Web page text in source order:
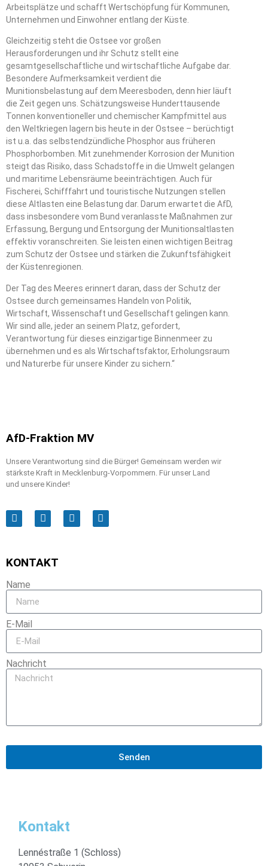
Arbeitsplätze und schafft Wertschöpfung für Kommunen,
Unternehmen und Einwohner entlang der Küste.
Gleichzeitig steht die Ostsee vor großen
Herausforderungen und ihr Schutz stellt eine
gesamtgesellschaftliche und wirtschaftliche Aufgabe dar.
Besondere Aufmerksamkeit verdient die
Munitionsbelastung auf dem Meeresboden, denn hier läuft
die Zeit gegen uns. Schätzungsweise Hunderttausende
Tonnen konventioneller und chemischer Kampfmittel aus
den Weltkriegen lagern bis heute in der Ostsee – berüchtigt
ist u.a. das selbstendzündliche Phosphor aus früheren
Phosphorbomben. Mit zunehmender Korrosion der Munition
steigt das Risiko, dass Schadstoffe in die Umwelt gelangen
und maritime Lebensräume beeinträchtigen. Auch für
Fischerei, Schifffahrt und touristische Nutzungen stellen
diese Altlasten eine Belastung dar. Darum erwartet die AfD,
dass insbesondere vom Bund veranlasste Maßnahmen zur
Erfassung, Bergung und Entsorgung der Munitionsaltlasten
effektiv voranschreiten. Sie leisten einen wichtigen Beitrag
zum Schutz der Ostsee und stärken die Zukunftsfähigkeit
der Küstenregionen.
Der Tag des Meeres erinnert daran, dass der Schutz der
Ostsee durch gemeinsames Handeln von Politik,
Wirtschaft, Wissenschaft und Gesellschaft gelingen kann.
Wir sind alle, jeder an seinem Platz, gefordert,
Verantwortung für dieses einzigartige Binnenmeer zu
übernehmen und es als Wirtschaftsfaktor, Erholungsraum
und Naturerbe für unsere Kinder zu sichern.“
AfD-Fraktion MV
Unsere Verantwortung sind die Bürger! Gemeinsam werden wir
stärkste Kraft in Mecklenburg-Vorpommern. Für unser Land
und unsere Kinder!
KONTAKT
Name
E-Mail
Nachricht
Senden
Kontakt
Lennéstraße 1 (Schloss)